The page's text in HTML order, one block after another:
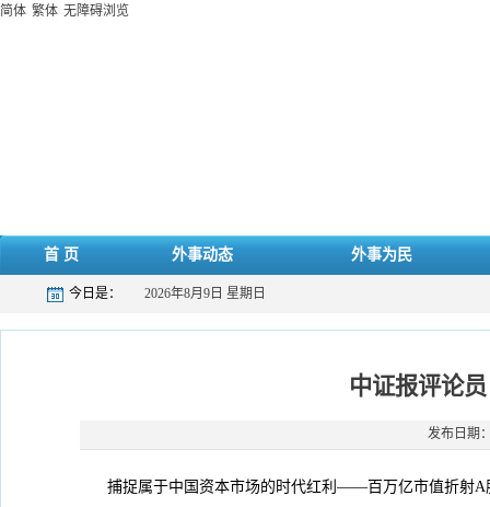
简体 繁体 无障碍浏览
首 页 外事动态 外事为民
今日是： 2026年8月9日 星期日
中证报评论
发布日期
捕捉属于中国资本市场的时代红利——百万亿市值折射A